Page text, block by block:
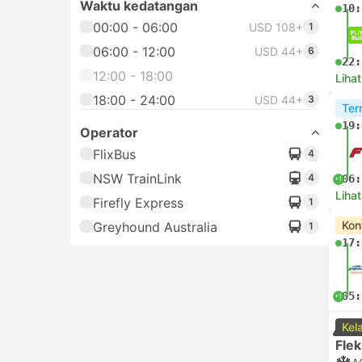
Waktu kedatangan
00:00 - 06:00
USD 108+ 1
06:00 - 12:00 USD 44+ 6
12:00 - 18:00
18:00 - 24:00
USD 44+ 3
Operator
FlixBus
4
NSW TrainLink 4
Firefly Express 1
Greyhound Australia 1
+1
+1